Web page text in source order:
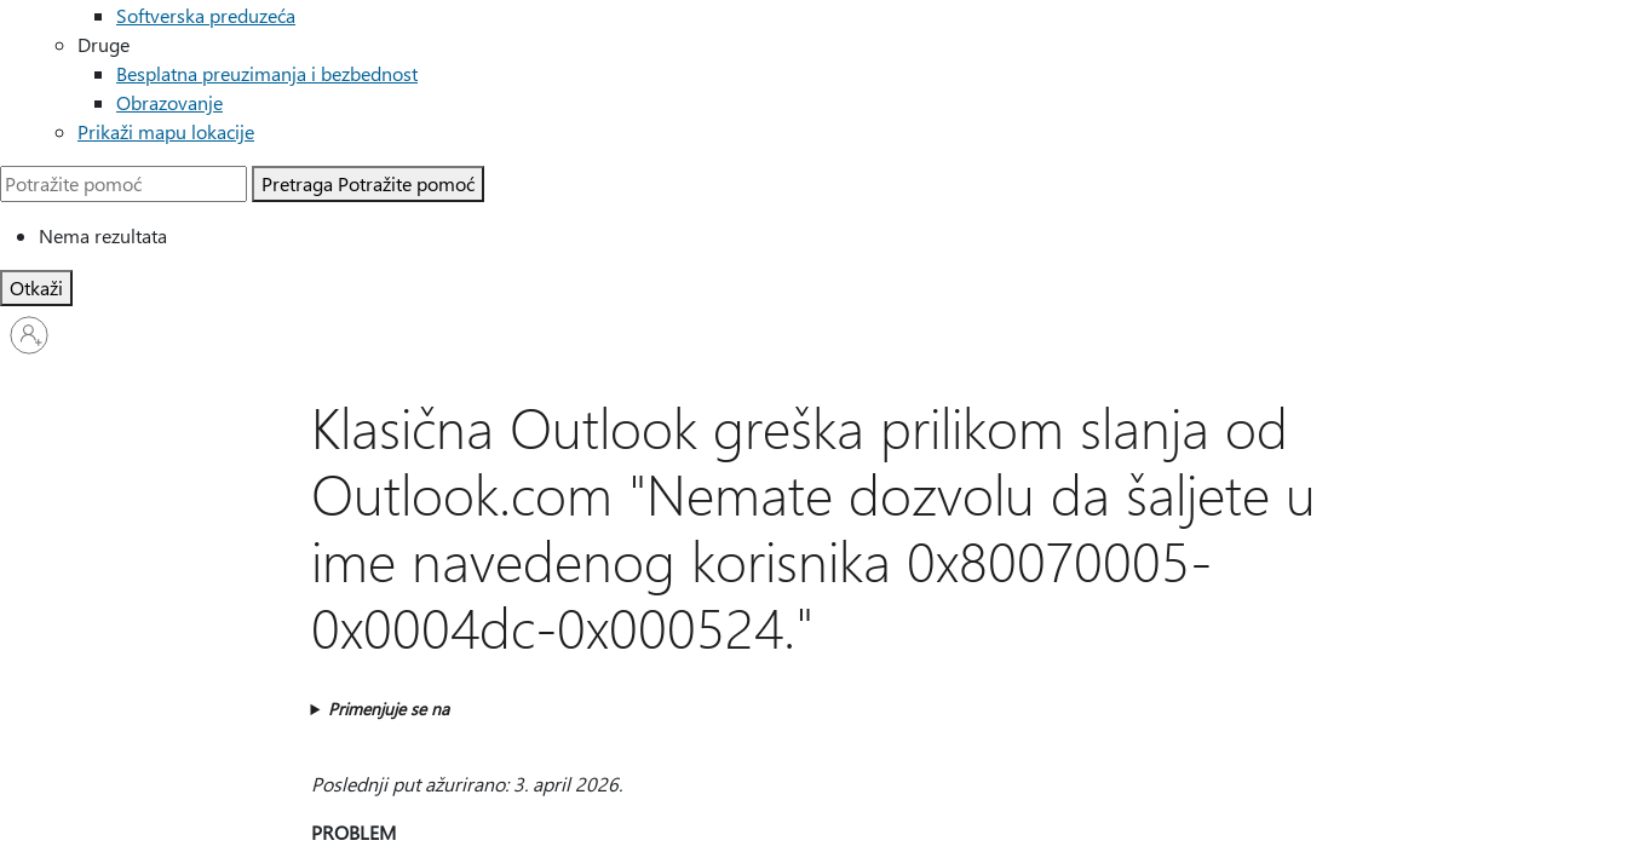
Softverska preduzeća
Druge
Besplatna preuzimanja i bezbednost
Obrazovanje
Prikaži mapu lokacije
Pretraga Potražite pomoć
Nema rezultata
Otkaži
Prijavite
se
Klasična Outlook greška prilikom slanja od
Outlook.com "Nemate dozvolu da šaljete u
ime navedenog korisnika 0x80070005-
0x0004dc-0x000524."
Primenjuje se na
Poslednji put ažurirano: 3. april 2026.
PROBLEM